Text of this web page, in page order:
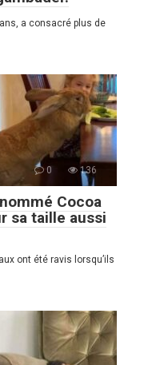
a consacré plus de
0 136
Cocoa
sa taille aussi
ont été ravis lorsqu’ils